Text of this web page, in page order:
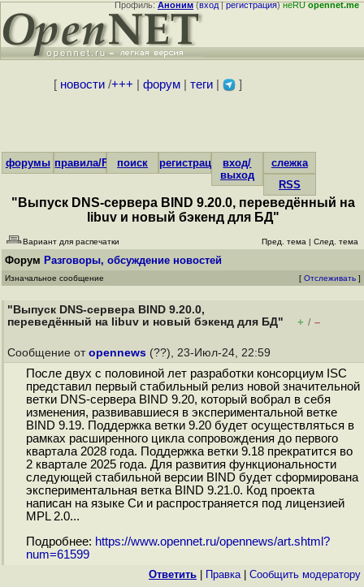
Профиль:Аноним(вход|регистрация)неRUopennet.me
[ новости/+++ форум| теги| ]
форумы правила/FAQпоиск регистрациявход/
выход
слежка
RSS
"Выпуск DNS-сервера BIND 9.20.0, переведённый на
libuv и новый бэкенд для БД"
Вариант для распечатки Пред. тема | След. тема
Форум Разговоры, обсуждение новостей
Изначальное сообщение [ Отслеживать ]
"Выпуск DNS-сервера BIND 9.20.0,
переведённый на libuv и новый бэкенд для БД"
+ / –
Сообщение от opennews (??), 23-Июл-24, 22:59
После двух с половиной лет разработки консорциум ISC
представил первый стабильный релиз новой значительной
ветки DNS-сервера BIND 9.20, который вобрал в себя
изменения, развивавшиеся в экспериментальной ветке
BIND 9.19. Поддержка ветки 9.20 будет осуществляться в
рамках расширенного цикла сопровождения до первого
квартала 2028 года. Поддержка ветки 9.18 прекратится во
2 квартале 2025 года. Для развития функциональности
следующей стабильной версии BIND будет сформирована
экспериментальная ветка BIND 9.21.0. Код проекта
написан на языке Си и распространяется под лицензией
MPL 2.0...
Подробнее: https://www.opennet.ru/opennews/art.shtml?
num=61599
Ответить Правка| Cообщить модератору